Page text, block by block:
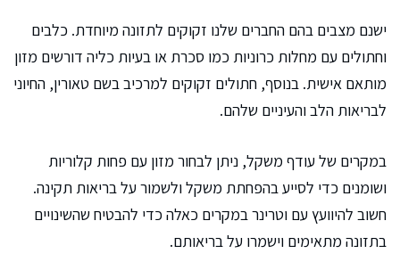
ישנם מצבים בהם החברים שלנו זקוקים לתזונה מיוחדת. כלבים
וחתולים עם מחלות כרוניות כמו סכרת או בעיות כליה דורשים מזון
מותאם אישית. בנוסף, חתולים זקוקים למרכיב בשם טאורין, החיוני
לבריאות הלב והעיניים שלהם.
במקרים של עודף משקל, ניתן לבחור מזון עם פחות קלוריות
ושומנים כדי לסייע בהפחתת משקל ולשמור על בריאות תקינה.
חשוב להיוועץ עם וטרינר במקרים כאלה כדי להבטיח שהשינויים
בתזונה מתאימים וישמרו על בריאותם.